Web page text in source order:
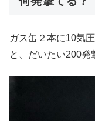
ガス缶２本に10気
と、だいたい200発